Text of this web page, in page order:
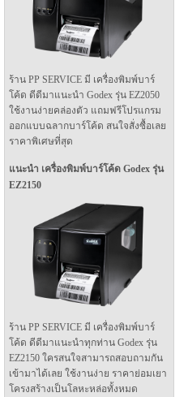
ร้าน PP SERVICE มี เครื่องพิมพ์บาร์
โค้ด ดีดีมาแนะนำ Godex รุ่น EZ2050
ใช้งานง่ายคล่องตัว แถมฟรีโปรแกรม
ออกแบบฉลากบาร์โค้ด สนใจสั่งซื้อเลย
ราคาพิเศษที่สุด
แนะนำ เครื่องพิมพ์บาร์โค้ด Godex รุ่น
EZ2150
ร้าน PP SERVICE มี เครื่องพิมพ์บาร์
โค้ด ดีดีมาแนะนำทุกท่าน Godex รุ่น
EZ2150 ใครสนใจสามารถสอบถามกัน
เข้ามาได้เลย ใช้งานง่าย ราคาย่อมเยา
โครงสร้างเป็นโลหะหล่อทั้งหมด